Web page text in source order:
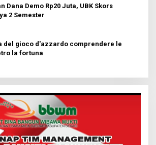
Dana Demo Rp20 Juta, UBK Skors
2 Semester
del gioco d'azzardo comprendere le
la fortuna